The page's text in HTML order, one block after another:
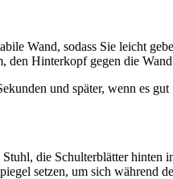
Wand, sodass Sie leicht
den Hinterkopf gegen die
und später, wenn es
die Schulterblätter
setzen, um sich während